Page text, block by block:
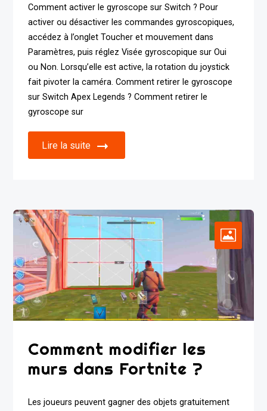
Comment activer le gyroscope sur Switch ? Pour
activer ou désactiver les commandes gyroscopiques,
accédez à l’onglet Toucher et mouvement dans
Paramètres, puis réglez Visée gyroscopique sur Oui
ou Non. Lorsqu’elle est active, la rotation du joystick
fait pivoter la caméra. Comment retirer le gyroscope
sur Switch Apex Legends ? Comment retirer le
gyroscope sur
Lire la suite
Comment modifier les
murs dans Fortnite ?
Les joueurs peuvent gagner des objets gratuitement